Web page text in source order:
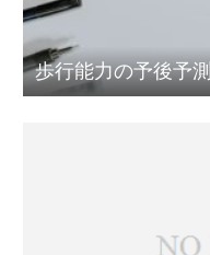
歩行能力の予後予